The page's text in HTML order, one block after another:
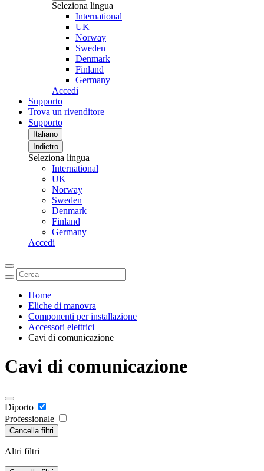
Seleziona lingua
International
UK
Norway
Sweden
Denmark
Finland
Germany
Accedi
Supporto
Trova un rivenditore
Supporto
Italiano
Indietro
Seleziona lingua
International
UK
Norway
Sweden
Denmark
Finland
Germany
Accedi
Home
Eliche di manovra
Componenti per installazione
Accessori elettrici
Cavi di comunicazione
Cavi di comunicazione
Diporto
Professionale
Cancella filtri
Altri filtri